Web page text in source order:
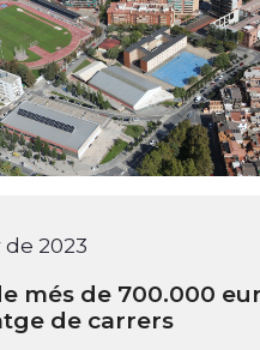
2023
més de 700.000
de carrers